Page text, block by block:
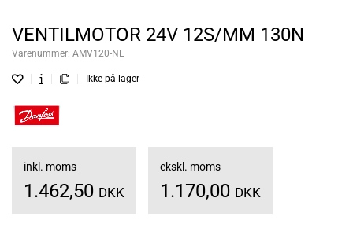
VENTILMOTOR 24V 12S/MM 130N
Varenummer: AMV120-NL
Ikke på lager
inkl. moms
1.462,50 DKK
ekskl. moms
1.170,00 DKK